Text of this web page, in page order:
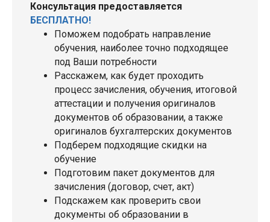
Консультация предоставляется
БЕСПЛАТНО!
Поможем подобрать направление
обучения, наиболее точно подходящее
под Ваши потребности
Расскажем, как будет проходить
процесс зачисления, обучения, итоговой
аттестации и получения оригиналов
документов об образовании, а также
оригиналов бухгалтерских документов
Подберем подходящие скидки на
обучение
Подготовим пакет документов для
зачисления (договор, счет, акт)
Подскажем как проверить свои
документы об образовании в